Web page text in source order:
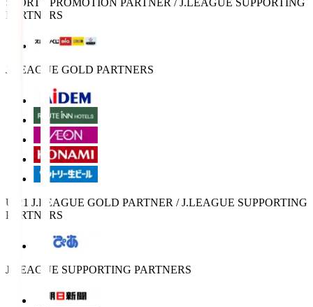
SPORTS PROMOTION PARTNER / J.LEAGUE SUPPORTING
PARTNERS
J.LEAGUE GOLD PARTNERS
U-21 J.LEAGUE GOLD PARTNER / J.LEAGUE SUPPORTING
PARTNERS
J.LEAGUE SUPPORTING PARTNERS